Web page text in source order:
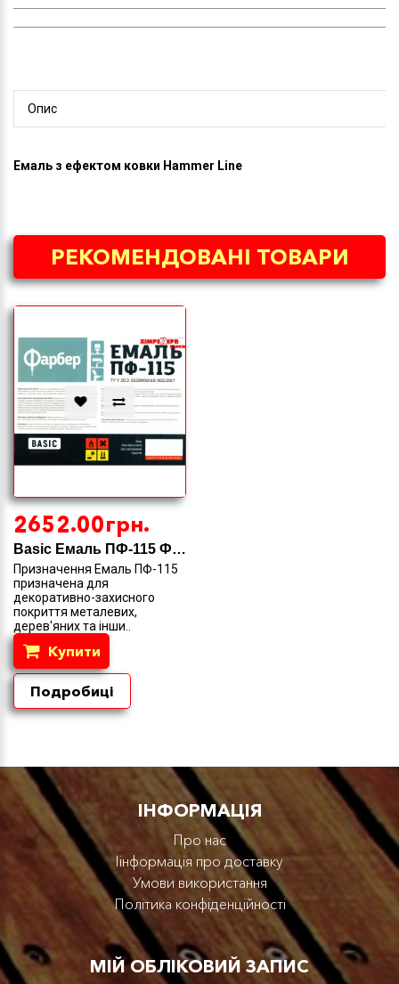
Опис
Емаль з ефектом ковки Hammer Line
РЕКОМЕНДОВАНІ ТОВАРИ
2652.00грн.
Basic Емаль ПФ-115 Фарбер
Призначення Емаль ПФ-115
призначена для
декоративно-захисного
покриття металевих,
дерев'яних та інши..
Купити
Подробиці
IНФОРМАЦІЯ
Про нас
Iінформація про доставку
Умови використання
Політика конфіденційності
МІЙ ОБЛІКОВИЙ ЗАПИС